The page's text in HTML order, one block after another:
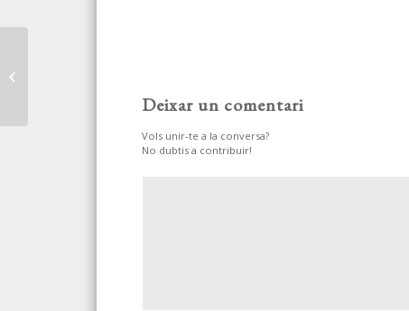
Deixar un comentari
Vols unir-te a la conversa?
No dubtis a contribuir!